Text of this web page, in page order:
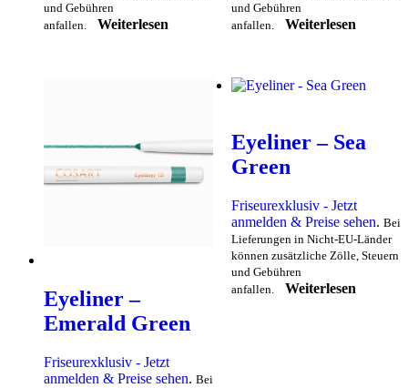
und Gebühren
anfallen.
Weiterlesen
und Gebühren
anfallen.
Weiterlesen
Eyeliner –
Emerald Green
Friseurexklusiv - Jetzt
anmelden & Preise sehen. Bei
Eyeliner – Sea
Green
Friseurexklusiv - Jetzt
anmelden & Preise sehen. Bei
Lieferungen in Nicht-EU-Länder
können zusätzliche Zölle, Steuern
und Gebühren
anfallen.
Weiterlesen